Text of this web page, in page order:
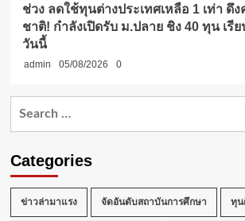
ช่วง ลดใช้ทุนต่างประเทศเหลือ 1 เท่า ดึ
ชาติ! กำลังเปิดรับ ม.ปลาย ชิง 40 ทุน เรี
วันนี้
admin 05/08/2026 0
Categories
ข่าวล่ามาแรง จัดอันดับสถาบันการศึกษา ทุน